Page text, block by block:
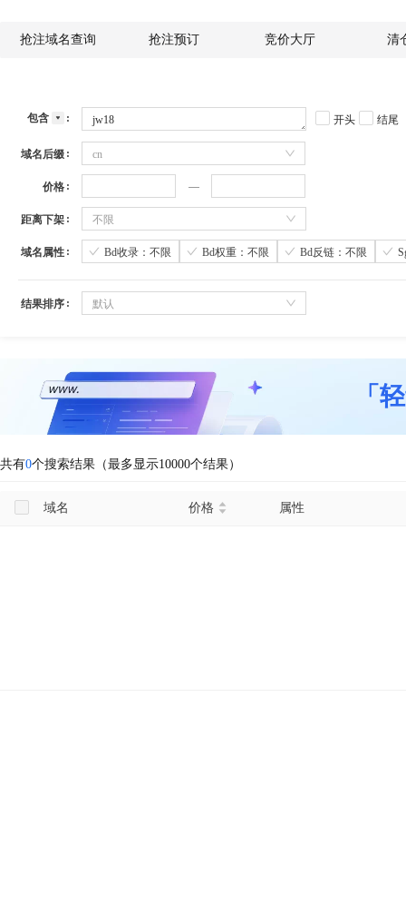
抢注域名查询 抢注预订 竞价大厅 清
包含 开头 结尾
域名后缀 cn
价格
距离下架 不限
域名属性 Bd收录：不限 Bd权重：不限 Bd反链：不限
结果排序 默认
「
共有0个搜索结果（最多显示10000个结果）
域名 价格 属性